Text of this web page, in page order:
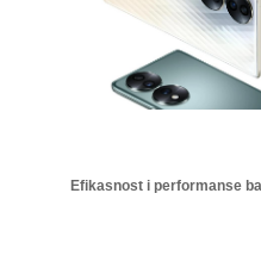
Efikasnost i performanse